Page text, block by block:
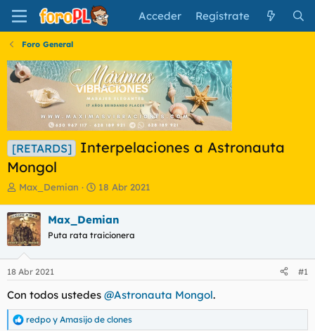
Acceder Regístrate
Foro General
[RETARDS]
Interpelaciones a Astronauta
Mongol
I
i
c
i
a
d
o
d
e
l
Max_Demian
F
h
a
e
i
c
i
18 Abr 2021
Max_Demian
Puta rata traicionera
18 Abr 2021 #1
Con todos ustedes @Astronauta Mongol.
R
redpo y Amasijo de clones